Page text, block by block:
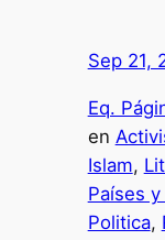
Sep 21,
Eq.
en
Islam,
Países
Politica,